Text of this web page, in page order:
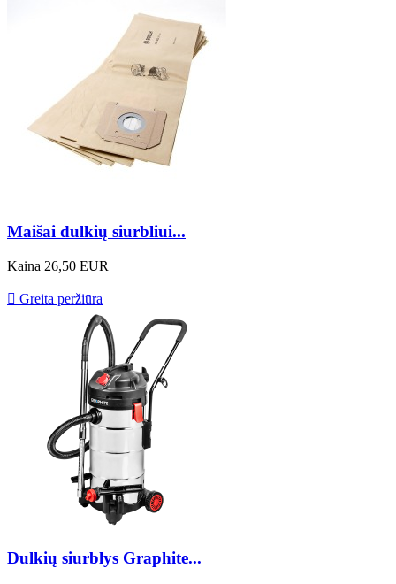
Maišai dulkių siurbliui...
Kaina 26,50 EUR
 Greita peržiūra
Dulkių siurblys Graphite...